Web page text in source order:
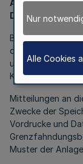
Bei
die Versendung
unbefugt
Kurierdienst zu
Mitteilungen an
Zwecke der
Vordrucke und
Muster der
Nur
Alle Cookies